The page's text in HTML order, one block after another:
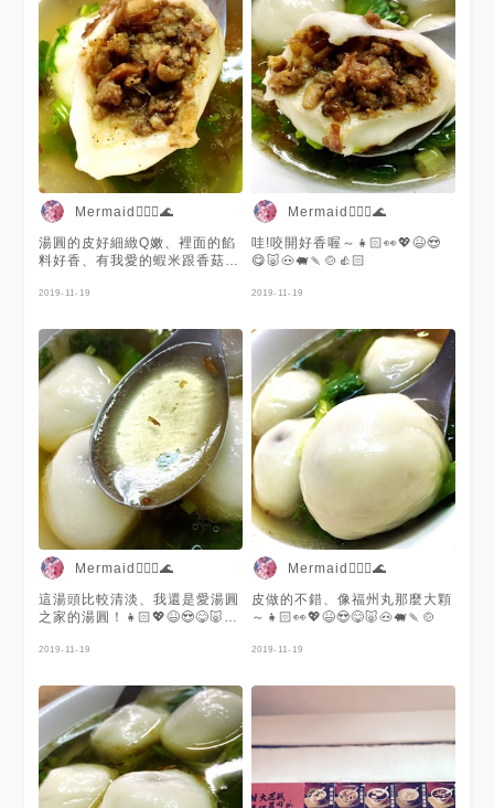
Mermaid🧜🏻‍♀️🌊
湯圓的皮好細緻Q嫩、裡面的餡
料好香、有我愛的蝦米跟香菇、
👍🏻
2019-11-19
Mermaid🧜🏻‍♀️🌊
哇!咬開好香喔～👧🏻👀💖😆😍
😋🐷🐽🐖🍡🍲👍🏻
2019-11-19
Mermaid🧜🏻‍♀️🌊
這湯頭比較清淡、我還是愛湯圓
之家的湯圓！👧🏻💖😆😍😋🐷🐽
2019-11-19
Mermaid🧜🏻‍♀️🌊
皮做的不錯、像福州丸那麼大顆
～👧🏻👀💖😆😍😋🐷🐽🐖🍡🍲
2019-11-19